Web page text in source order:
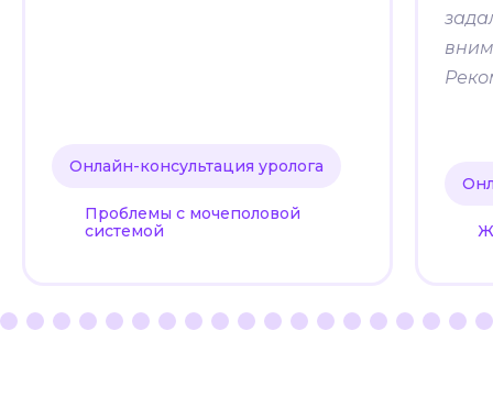
Онлайн-консультация уролога
Проблемы с мочеполовой
системой